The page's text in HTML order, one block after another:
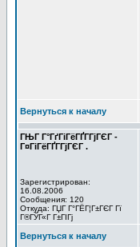
Вернуться к началу
ГЊГ Г°ГґГіГёГҐГ­ГјГЄГ -
Г¤ГіГёГҐГ­ГјГЄГ .
Зарегистрирован:
16.08.2006
Сообщения: 120
Откуда: ГЏГ Г°ГЁГ¦Г±ГЄГ Гї
Г®ГЎГ«Г Г±ГІГј
Вернуться к началу